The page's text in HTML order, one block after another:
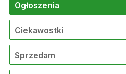
Ogłoszenia
Ciekawostki
Sprzedam